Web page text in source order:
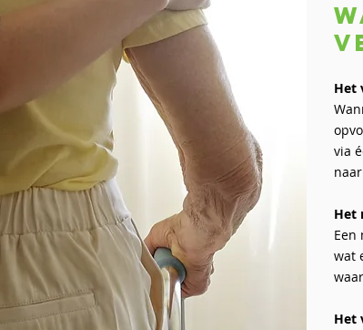
Het
via
Het
Een
wat
Het